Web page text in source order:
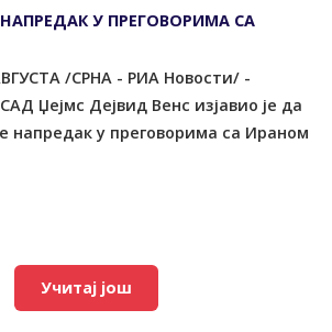
У ПРЕГОВОРИМА СА
/СРНА - РИА Новости/ -
Џејмс Дејвид Венс изјавио је да
напредак у преговорима са Ираном
Учитај још